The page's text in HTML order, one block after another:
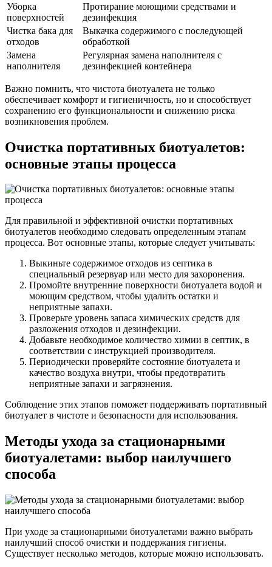
Уборка
поверхностей
Протирание моющими средствами и
дезинфекция
Чистка бака для
отходов
Выкачка содержимого с последующей
обработкой
Замена
наполнителя
Регулярная замена наполнителя с
дезинфекцией контейнера
Важно помнить, что чистота биотуалета не только
обеспечивает комфорт и гигиеничность, но и способствует
сохранению его функциональности и снижению риска
возникновения проблем.
Очистка портативных биотуалетов:
основные этапы процесса
Для правильной и эффективной очистки портативных
биотуалетов необходимо следовать определенным этапам
процесса. Вот основные этапы, которые следует учитывать:
Выкиньте содержимое отходов из септика в
специальный резервуар или место для захоронения.
Промойте внутренние поверхности биотуалета водой и
моющим средством, чтобы удалить остатки и
неприятные запахи.
Проверьте уровень запаса химических средств для
разложения отходов и дезинфекции.
Добавьте необходимое количество химии в септик, в
соответствии с инструкцией производителя.
Периодически проверяйте состояние биотуалета и
качество воздуха внутри, чтобы предотвратить
неприятные запахи и загрязнения.
Соблюдение этих этапов поможет поддерживать портативный
биотуалет в чистоте и безопасности для использования.
Методы ухода за стационарными
биотуалетами: выбор наилучшего
способа
При уходе за стационарными биотуалетами важно выбрать
наилучший способ очистки и поддержания гигиены.
Существует несколько методов, которые можно использовать.